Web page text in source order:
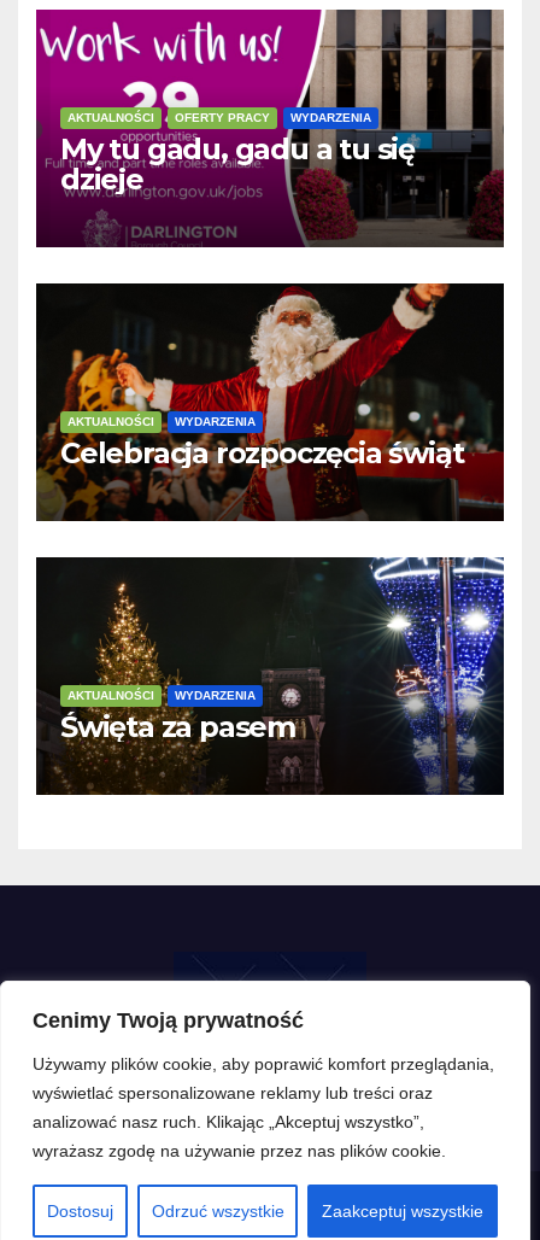
Cenimy Twoją prywatność
Używamy plików cookie, aby poprawić komfort przeglądania,
wyświetlać spersonalizowane reklamy lub treści oraz
analizować nasz ruch. Klikając „Akceptuj wszystko”,
wyrażasz zgodę na używanie przez nas plików cookie.
Dostosuj Odrzuć wszystkie Zaakceptuj wszystkie
AKTUALNOŚCI OFERTY PRACY WYDARZENIA
My tu gadu, gadu a tu się
dzieje
AKTUALNOŚCI WYDARZENIA
Celebracja rozpoczęcia świąt
AKTUALNOŚCI WYDARZENIA
Święta za pasem
Proudly powered by WordPress|Theme: Newsup by Themeansar